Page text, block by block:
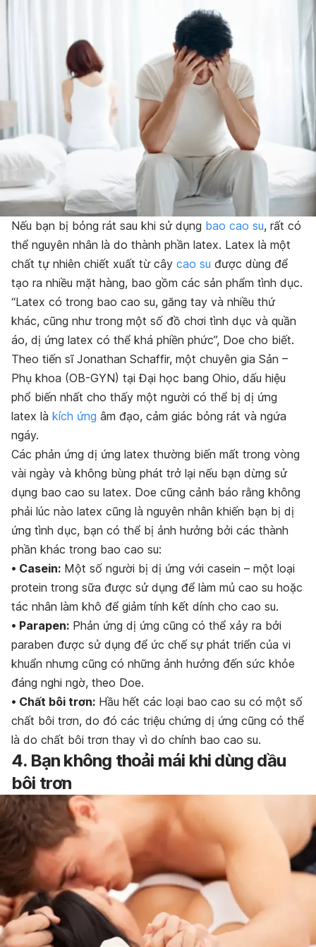
Nếu bạn bị bỏng rát sau khi sử dụng bao cao su, rất có
thể nguyên nhân là do thành phần latex. Latex là một
chất tự nhiên chiết xuất từ cây cao su được dùng để
tạo ra nhiều mặt hàng, bao gồm các sản phẩm tình dục.
“Latex có trong bao cao su, găng tay và nhiều thứ
khác, cũng như trong một số đồ chơi tình dục và quần
áo, dị ứng latex có thể khá phiền phức”, Doe cho biết.
Theo tiến sĩ Jonathan Schaffir, một chuyên gia Sản –
Phụ khoa (OB-GYN) tại Đại học bang Ohio, dấu hiệu
phổ biến nhất cho thấy một người có thể bị dị ứng
latex là kích ứng âm đạo, cảm giác bỏng rát và ngứa
ngáy.
Các phản ứng dị ứng latex thường biến mất trong vòng
vài ngày và không bùng phát trở lại nếu bạn dừng sử
dụng bao cao su latex. Doe cũng cảnh báo rằng không
phải lúc nào latex cũng là nguyên nhân khiến bạn bị dị
ứng tình dục, bạn có thể bị ảnh hưởng bởi các thành
phần khác trong bao cao su:
• Casein: Một số người bị dị ứng với casein – một loại
protein trong sữa được sử dụng để làm mủ cao su hoặc
tác nhân làm khô để giảm tính kết dính cho cao su.
• Parapen: Phản ứng dị ứng cũng có thể xảy ra bởi
paraben được sử dụng để ức chế sự phát triển của vi
khuẩn nhưng cũng có những ảnh hưởng đến sức khỏe
đáng nghi ngờ, theo Doe.
• Chất bôi trơn: Hầu hết các loại bao cao su có một số
chất bôi trơn, do đó các triệu chứng dị ứng cũng có thể
là do chất bôi trơn thay vì do chính bao cao su.
4. Bạn không thoải mái khi dùng dầu
bôi trơn